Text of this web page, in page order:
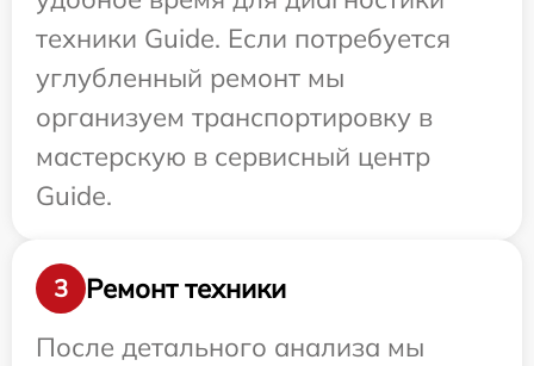
техники Guide. Если потребуется
углубленный ремонт мы
организуем транспортировку в
мастерскую в сервисный центр
Guide.
3
Ремонт техники
После детального анализа мы